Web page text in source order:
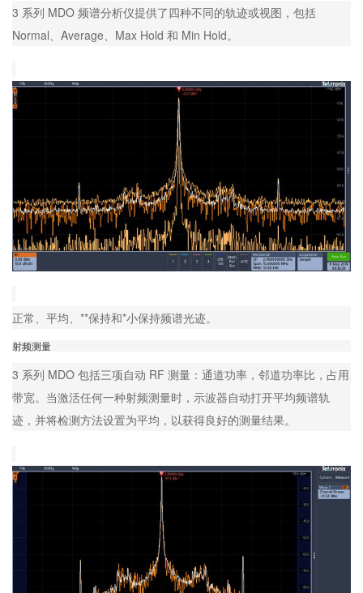
3 系列 MDO 频谱分析仪提供了四种不同的轨迹或视图，包括
Normal、Average、Max Hold 和 Min Hold。
正常、平均、**保持和*小保持频谱光迹。
射频测量
3 系列 MDO 包括三项自动 RF 测量：通道功率，邻道功率比，占用
带宽。当激活任何一种射频测量时，示波器自动打开平均频谱轨
迹，并将检测方法设置为平均，以获得良好的测量结果。